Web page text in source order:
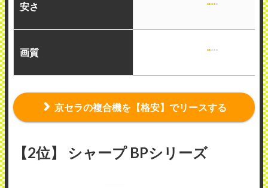
安さ
画質
京セラの複合機を【格安】でリースする
【2位】 シャープ BPシリーズ